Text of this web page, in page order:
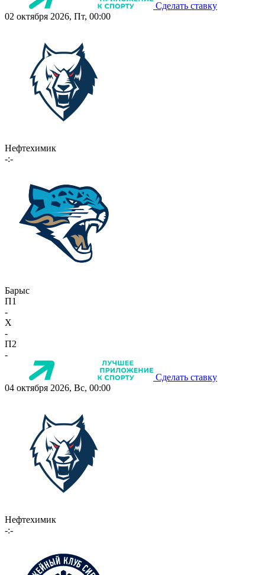
Сделать ставку
02 октября 2026, Пт, 00:00
Нефтехимик
-:-
Барыс
П1
-
X
-
П2
-
Сделать ставку
04 октября 2026, Вс, 00:00
Нефтехимик
-:-